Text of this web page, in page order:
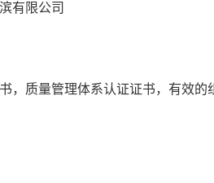
有限公司
，质量管理体系认证证书，有效